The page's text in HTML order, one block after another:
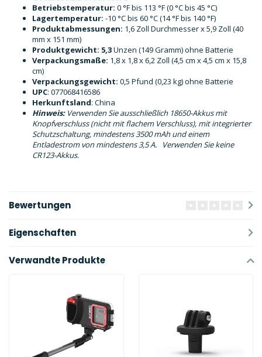
Betriebstemperatur: 0 °F bis 113 °F (0 °C bis 45 °C)
Lagertemperatur: -10 °C bis 60 °C (14 °F bis 140 °F)
Produktabmessungen: 1,6 Zoll Durchmesser x 5,9 Zoll (40
mm x 151 mm)
Produktgewicht: 5,3Unzen (149 Gramm) ohne Batterie
Verpackungsmaße: 1,8 x 1,8 x 6,2 Zoll (4,5 cm x 4,5 cm x 15,8
cm)
Verpackungsgewicht: 0,5 Pfund (0,23 kg) ohne Batterie
UPC: 077068416586
Herkunftsland: China
Hinweis: Verwenden Sie ausschließlich 18650-Akkus mit
Knopfverschluss (nicht mit flachem Verschluss), mit integrierter
Schutzschaltung, mindestens 3500 mAh und einem
Entladestrom von mindestens 3,5 A. Verwenden Sie keine
CR123-Akkus.
Bewertungen
Eigenschaften
Verwandte Produkte